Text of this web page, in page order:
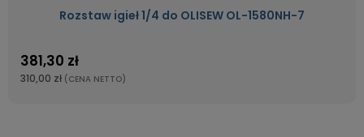
Rozstaw igieł 1/4 do OLISEW OL-1580NH-7
381,30 zł
310,00 zł (CENA NETTO)